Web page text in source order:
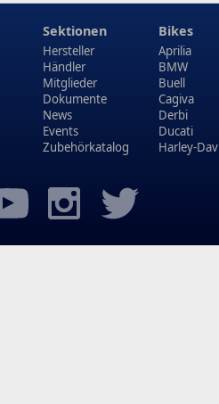
Sektionen
Hersteller
Händler
Mitglieder
Dokumente
News
Events
Zubehörkatalog
Bikes
Aprilia
BMW
Buell
Cagiva
Derbi
Ducati
Harley-